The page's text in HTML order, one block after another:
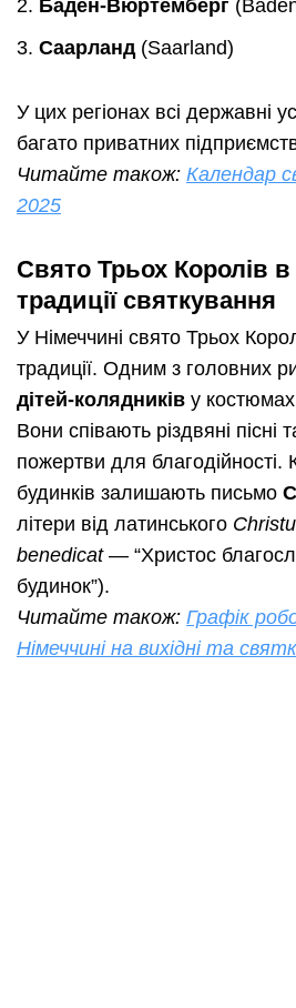
Баден-Вюртемберг
Саарланд (Saarland)
У цих регіонах всі державні
багато приватних
Читайте також: Календар
2025
Свято Трьох Королів в
традиції святкування
У Німеччині свято Трьох
традиції. Одним з головних
дітей-колядників у
Вони співають різдвяні пісні
пожертви для благодійності.
будинків залишають письмо
літери від латинського
benedicat— “Христос
будинок”).
Читайте також: Графік
Німеччині на вихідні та